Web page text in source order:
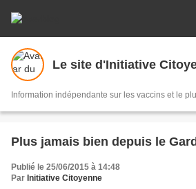
Le site d'Initiative
Information indépendante sur les vaccins et le
Plus jamais bien depuis le
Publié le 25/06/2015 à 14:48
Par Initiative Citoyenne